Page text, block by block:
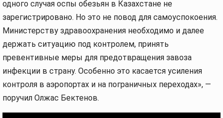
одного случая оспы обезьян в Казахстане не
зарегистрировано. Но это не повод для самоуспокоения.
Министерству здравоохранения необходимо и далее
держать ситуацию под контролем, принять
превентивные меры для предотвращения завоза
инфекции в страну. Особенно это касается усиления
контроля в аэропортах и на пограничных переходах», —
поручил Олжас Бектенов.